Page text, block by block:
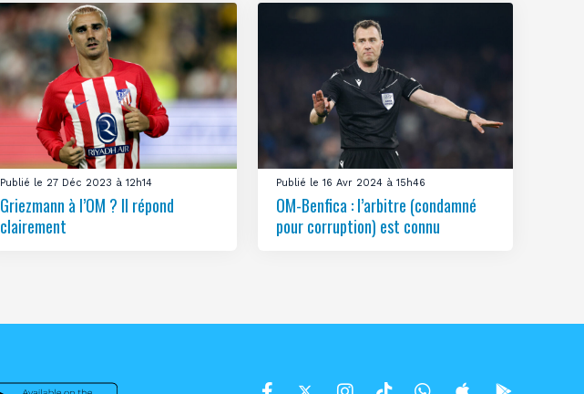
Publié le 27 Déc 2023 à 12h14
Griezmann à l’OM ? Il répond
clairement
Publié le 16 Avr 2024 à 15h46
OM-Benfica : l’arbitre (condamné
pour corruption) est connu